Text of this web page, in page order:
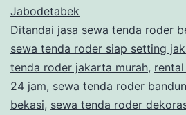
SERUT
Jabodetabek
Ditandai jasa sewa tenda roder
sewa tenda roder siap setting
tenda roder jakarta murah,
24 jam, sewa tenda roder
bekasi, sewa tenda roder